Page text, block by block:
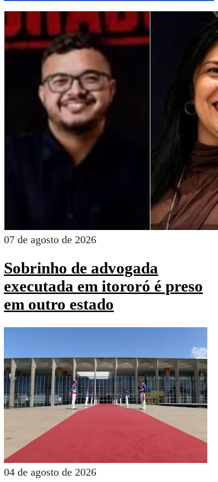
07 de agosto de 2026
Sobrinho de advogada
executada em itororó é preso
em outro estado
04 de agosto de 2026